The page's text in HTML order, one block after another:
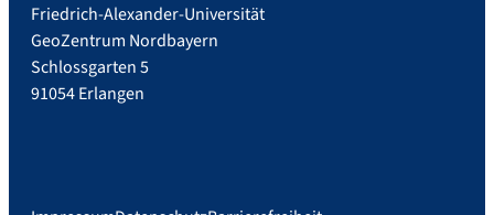
Friedrich-Alexander-Universität
GeoZentrum Nordbayern
Schlossgarten 5
91054 Erlangen